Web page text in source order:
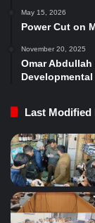
May 15, 2026
Power Cut on
November 20, 2025
Omar Abdullah
Developmental
Last Modified